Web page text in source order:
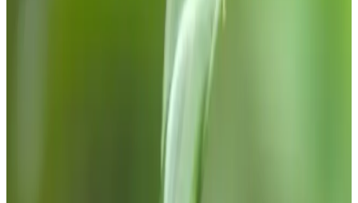
region/prosjekt. - Bruk gemini-1.5-
pro når kvalitet veier tyngre enn
hastighet. 3) Kall API-et via REST
(enkelt å teste) - Endpoint:
https://
key=YOUR_API_KEY - Eksempel
(cURL): curl -s -X POST